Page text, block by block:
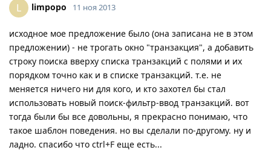
L limpopo 11 ноя 2013
исходное мое предложение было (она записана не в этом
предложении) - не трогать окно "транзакция", а добавить
строку поиска вверху списка транзакций с полями и их
порядком точно как и в списке транзакций. т.е. не
меняется ничего ни для кого, и кто захотел бы стал
использовать новый поиск-фильтр-ввод транзакций. вот
тогда были бы все довольны, я прекрасно понимаю, что
такое шаблон поведения. но вы сделали по-другому. ну и
ладно. спасибо что ctrl+F еще есть...